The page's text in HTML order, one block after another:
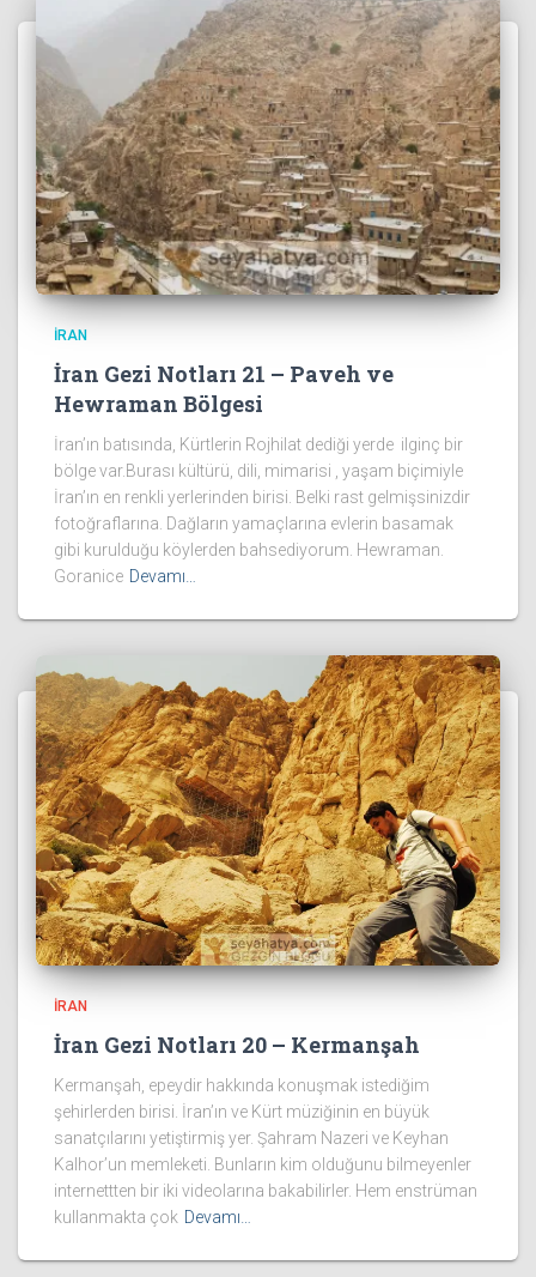
İRAN
İran Gezi Notları 21 – Paveh ve
Hewraman Bölgesi
İran’ın batısında, Kürtlerin Rojhilat dediği yerde ilginç bir
bölge var.Burası kültürü, dili, mimarisi , yaşam biçimiyle
İran’ın en renkli yerlerinden birisi. Belki rast gelmişsinizdir
fotoğraflarına. Dağların yamaçlarına evlerin basamak
gibi kurulduğu köylerden bahsediyorum. Hewraman.
Goranice Devamı…
İRAN
İran Gezi Notları 20 – Kermanşah
Kermanşah, epeydir hakkında konuşmak istediğim
şehirlerden birisi. İran’ın ve Kürt müziğinin en büyük
sanatçılarını yetiştirmiş yer. Şahram Nazeri ve Keyhan
Kalhor’un memleketi. Bunların kim olduğunu bilmeyenler
internettten bir iki videolarına bakabilirler. Hem enstrüman
kullanmakta çok Devamı…